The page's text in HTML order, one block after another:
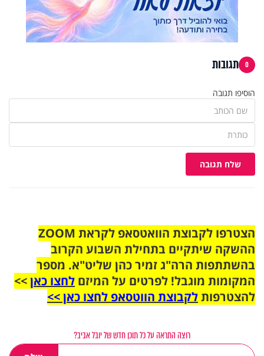
0 תגובות
הוסיפו תגובה
שלח תגובה
הצטרפו לקבוצת הוואטסאפ לקראת ZOOM
ההשקה שיתקיים בתחילת השבוע הקרוב
בהשתתפות הרה"ג זמיר כהן שליט"א. מספר
המקומות מוגבל! לפרטים על המיזם לחצו כאן>>
להצטרפותלקבוצת הווטסאפ לחצו כאן >>
רוצה התראה על כל תוכן חדש של יובל אביב?